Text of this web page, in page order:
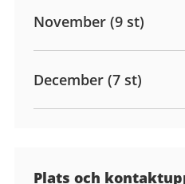
November (9 st)
December (7 st)
Plats och